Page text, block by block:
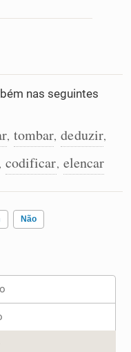
nas seguintes
, tombar, deduzir,
codificar, elencar
Não
me ajudou